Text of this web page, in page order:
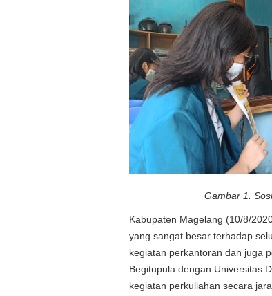
Gambar 1.
Kabupaten Magelang (10/8/
yang sangat besar terhadap
kegiatan perkantoran dan juga
Begitupula dengan Universitas
kegiatan perkuliahan secara